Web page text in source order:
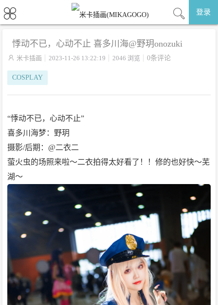
登录
悸动不已，心动不止 喜多川海@野玥onozuki
 米卡插画 2023-11-26 13:22:19 2046 浏览 0条评论
COSPLAY
“悸动不已，心动不止”
喜多川海梦：野玥
摄影/后期：@二衣二
萤火虫的场照来啦～二衣拍得太好看了！！修的也好快～芜
湖～